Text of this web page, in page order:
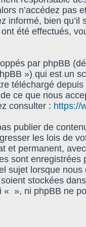
n’accédez pas
informé, bien
été effectués,
par phpBB
») qui est un
téléchargé depuis
ce que nous
consulter : https://
publier de
les lois de
et permanent,
sont
sujet lorsque
stockées
« », ni phpBB ne